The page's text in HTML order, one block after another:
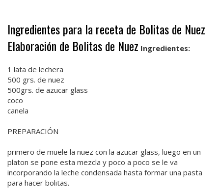
Ingredientes para la receta de Bolitas de Nuez
Elaboración de Bolitas de Nuez Ingredientes:
1 lata de lechera
500 grs. de nuez
500grs. de azucar glass
coco
canela
PREPARACIÓN
primero de muele la nuez con la azucar glass, luego en un
platon se pone esta mezcla y poco a poco se le va
incorporando la leche condensada hasta formar una pasta
para hacer bolitas.